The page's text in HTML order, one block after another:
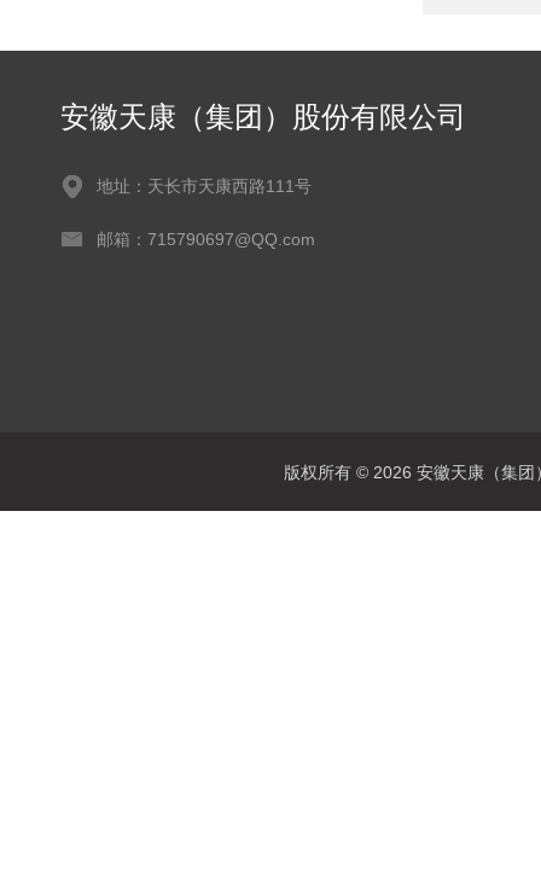
安徽天康（集团）股份有限公司
地址：天长市天康西路111号
邮箱：715790697@QQ.com
版权所有 © 2026 安徽天康（集